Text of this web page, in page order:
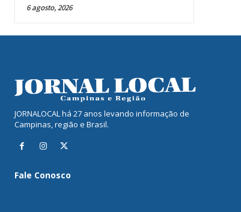
6 agosto, 2026
JORNALOCAL há 27 anos levando informação de
Campinas, região e Brasil.
Fale Conosco